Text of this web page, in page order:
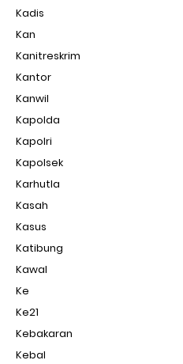
Kadis
Kan
Kanitreskrim
Kantor
Kanwil
Kapolda
Kapolri
Kapolsek
Karhutla
Kasah
Kasus
Katibung
Kawal
Ke
Ke21
Kebakaran
Kebal